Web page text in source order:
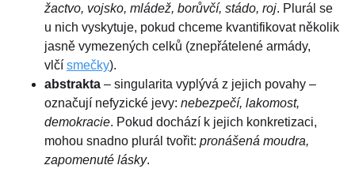
žactvo, vojsko, mládež, borůvčí, stádo, roj. Plurál se
u nich vyskytuje, pokud chceme kvantifikovat několik
jasně vymezených celků (znepřátelené armády,
vlčí smečky).
abstrakta – singularita vyplývá z jejich povahy –
označují nefyzické jevy: nebezpečí, lakomost,
demokracie. Pokud dochází k jejich konkretizaci,
mohou snadno plurál tvořit: pronášená moudra,
zapomenuté lásky.